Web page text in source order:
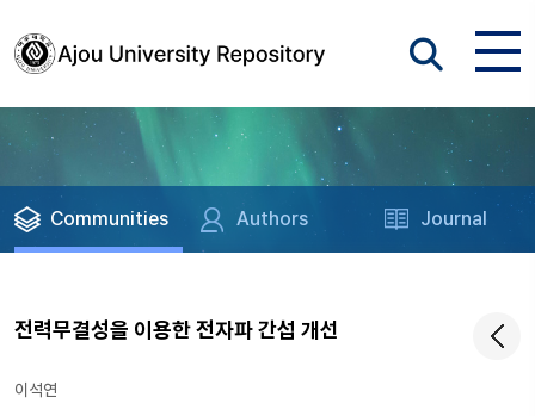
Communities Authors Journal
전력무결성을 이용한 전자파 간섭 개선
이석연